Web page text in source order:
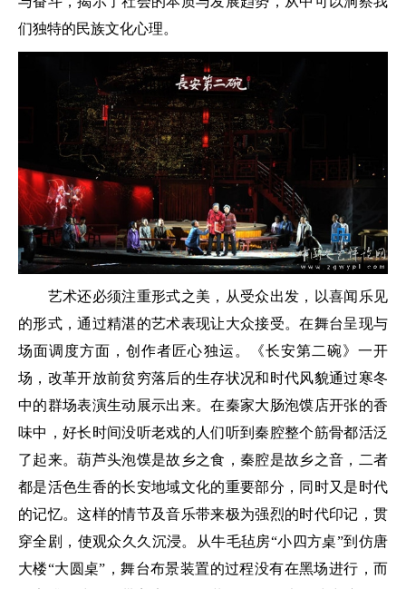
们独特的民族文化心理。
艺术还必须注重形式之美，从受众出发，以喜闻乐见
的形式，通过精湛的艺术表现让大众接受。在舞台呈现与
场面调度方面，创作者匠心独运。《长安第二碗》一开
场，改革开放前贫穷落后的生存状况和时代风貌通过寒冬
中的群场表演生动展示出来。在秦家大肠泡馍店开张的香
味中，好长时间没听老戏的人们听到秦腔整个筋骨都活泛
了起来。葫芦头泡馍是故乡之食，秦腔是故乡之音，二者
都是活色生香的长安地域文化的重要部分，同时又是时代
的记忆。这样的情节及音乐带来极为强烈的时代印记，贯
穿全剧，使观众久久沉浸。从牛毛毡房“小四方桌”到仿唐
大楼“大圆桌”，舞台布景装置的过程没有在黑场进行，而